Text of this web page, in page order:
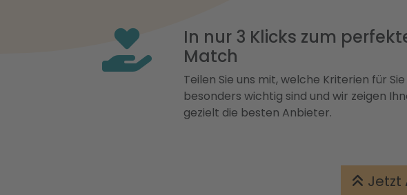
In nur 3 Klicks zum
Match
Teilen Sie uns mit, welche Kriterien für Sie
besonders wichtig sind und wir zeigen
gezielt die besten Anbieter.
Jetzt